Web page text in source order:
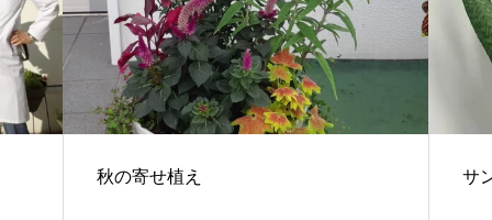
秋の寄せ植え サ